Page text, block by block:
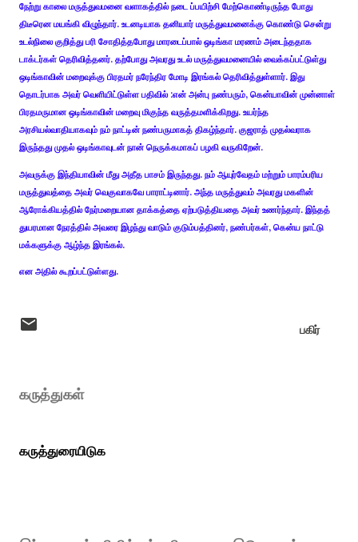
நேற்று காலை மருத்துவமனை வளாகத்தில் நடை ப்பயிற்சி மேற்கொண்டிருந்த போது
திடீரென மயங்கி விழுந்தார். உடனடியாக தனியார் மருத்துவமனைக்கு கொண்டு சென்று
உடல்நிலை குறித்து பரி சோதித்தபோது மாரடைப்பால் ஒடிங்கா மரணம் அடைந்ததாக
டாக்டர்கள் தெரிவித்தனர். தற்போது அவரது உடல் மருத்துவமனையில் வைக்கப்பட்டுள்து
ஒடிங்காவின் மறைவுக்கு பிரதமர் நரேந்திர மோடி இரங்கல் தெரிவித்துள்ளார். இது
தொடர்பாக அவர் வெளியிட்டுள்ள பதிவில் :என் அன்பு நண்பரும், கென்யாவின் முன்னாள்
பிரதமருமான ஒடிங்காவின் மறைவு மிகுந்த வருத்தமளிக்கிறது. உயர்ந்த
அரசியல்வாதியாகவும் நம் நாட்டின் நண்பருமாகத் திகழ்ந்தார். குஜராத் முதல்வராக
இருந்தது முதல் ஒடிங்காவுடன் நான் நெருக்கமாகப் பழகி வருகிறேன்.
அவருக்கு இந்தியாவின் மீது அதீத பாசம் இருந்தது. நம் ஆயுர்வேதம் மற்றும் பாரம்பரிய
மருத்துவத்தை அவர் வெகுவாகவே பாராட்டினார். அந்த மருத்துவம் அவரது மகளின்
ஆரோக்கியத்தில் நேர்மறையான தாக்கத்தை ஏற்படுத்தியதை அவர் உணர்ந்தார். இந்தத்
துயரமான நேரத்தில் அவரை இழந்து வாடும் குடும்பத்தினர், நண்பர்கள், கென்ய நாட்டு
மக்களுக்கு ஆழ்ந்த இரங்கல்.
என அதில் கூறப்பட்டுள்ளது.
பகிர்
கருத்துகள்
கருத்துரையிடுக